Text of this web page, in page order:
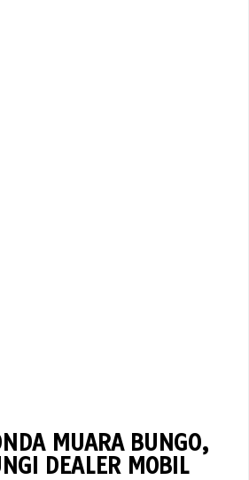
MUARA BUNGO,
DEALER MOBIL